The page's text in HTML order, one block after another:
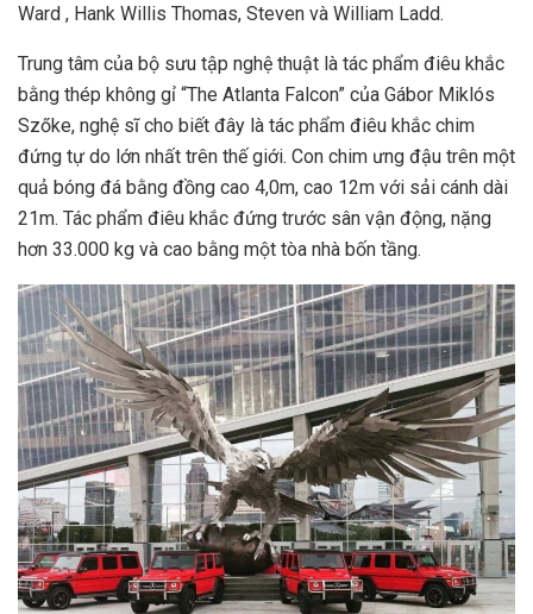
Ward , Hank Willis Thomas, Steven và William Ladd.
Trung tâm của bộ sưu tập nghệ thuật là tác phẩm điêu khắc
bằng thép không gỉ “The Atlanta Falcon” của Gábor Miklós
Szőke, nghệ sĩ cho biết đây là tác phẩm điêu khắc chim
đứng tự do lớn nhất trên thế giới. Con chim ưng đậu trên một
quả bóng đá bằng đồng cao 4,0m, cao 12m với sải cánh dài
21m. Tác phẩm điêu khắc đứng trước sân vận động, nặng
hơn 33.000 kg và cao bằng một tòa nhà bốn tầng.